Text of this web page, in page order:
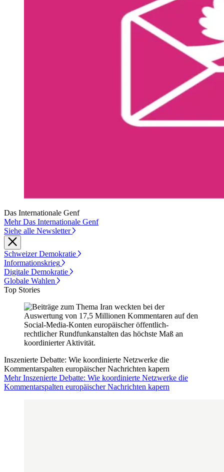
Das Internationale Genf
Mehr Das Internationale Genf
Siehe alle Newsletter
Schweizer Demokratie
Informationskrieg
Digitale Demokratie
Globale Wahlen
Top Stories
Inszenierte Debatte: Wie koordinierte Netzwerke die
Kommentarspalten europäischer Nachrichten kapern
Mehr Inszenierte Debatte: Wie koordinierte Netzwerke die
Kommentarspalten europäischer Nachrichten kapern